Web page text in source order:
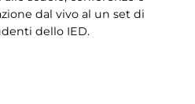
dal vivo al un set di
dello IED.